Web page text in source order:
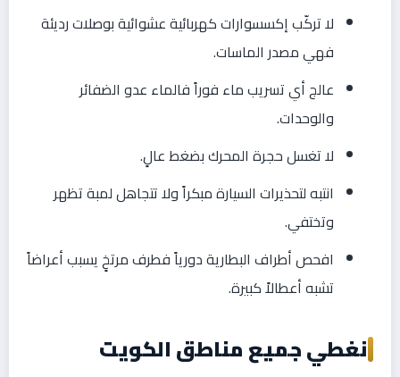
لا تركّب إكسسوارات كهربائية عشوائية بوصلات رديئة
فهي مصدر الماسات.
عالج أي تسريب ماء فوراً فالماء عدو الضفائر
والوحدات.
لا تغسل حجرة المحرك بضغط عالٍ.
انتبه لتحذيرات السيارة مبكراً ولا تتجاهل لمبة تظهر
وتختفي.
افحص أطراف البطارية دورياً فطرف مرتخٍ يسبب أعراضاً
تشبه أعطالاً كبيرة.
نغطي جميع مناطق الكويت